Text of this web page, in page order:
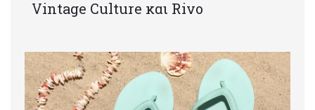
Vintage Culture και Rivo